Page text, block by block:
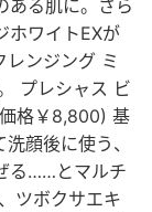
ある肌に。さら
ホワイトEXが
レンジング ミ
プレシャス ビ
格￥8,800) 基
顔後に使う、
る……とマルチ
ツボクサエキ